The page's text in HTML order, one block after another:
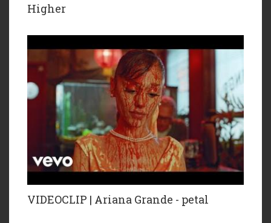
Higher
VIDEOCLIP | Ariana Grande - petal